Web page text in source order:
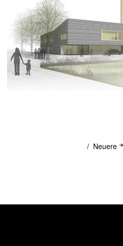
Neuere